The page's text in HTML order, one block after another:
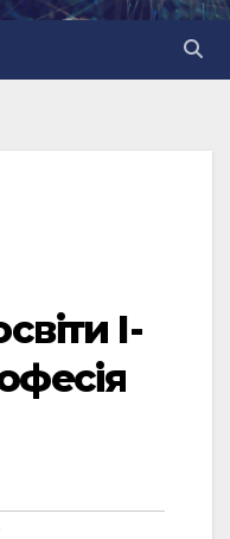
І-